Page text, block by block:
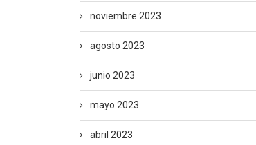
noviembre 2023
agosto 2023
junio 2023
mayo 2023
abril 2023